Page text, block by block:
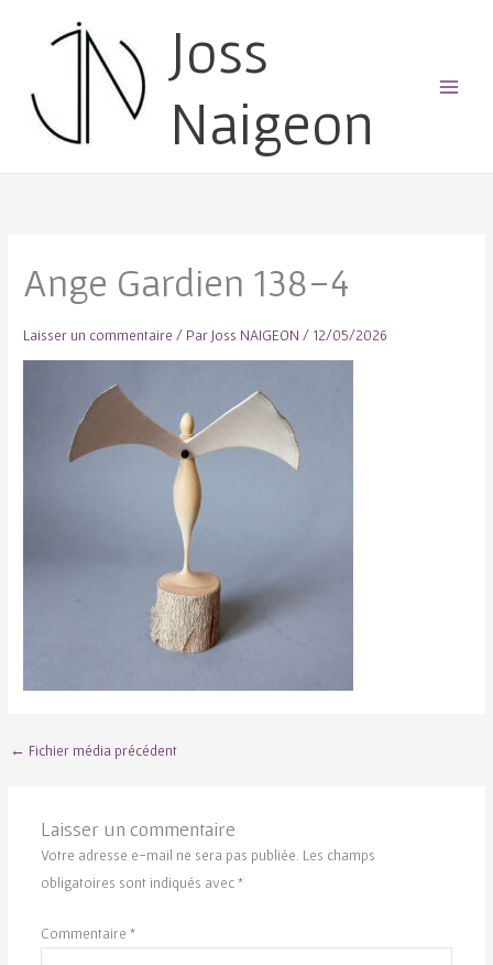
Joss
Naigeon
Ange Gardien 138-4
Laisser un commentaire / Par Joss NAIGEON / 12/05/2026
← Fichier média précédent
Laisser un commentaire
Votre adresse e-mail ne sera pas publiée. Les champs
obligatoires sont indiqués avec*
Commentaire *